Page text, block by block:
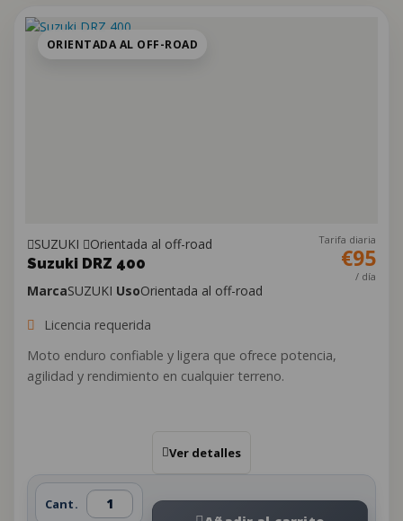
ORIENTADA AL OFF-ROAD
SUZUKI
Orientada al off-road
Suzuki DRZ 400
Tarifa diaria
€95
/ día
MarcaSUZUKI UsoOrientada al off-road
Licencia requerida
Moto enduro confiable y ligera que ofrece potencia,
agilidad y rendimiento en cualquier terreno.
Ver detalles
Cant.